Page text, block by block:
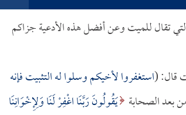
تقال للميت وعن أفضل هذه الأدعية جزاكم
قال: (استغفروا لأخيكم وسلوا له التثبيت فإنه
يَقُولُونَ رَبَّنَا اغْفِرْ لَنَا وَلِإِخْوَانِنَا